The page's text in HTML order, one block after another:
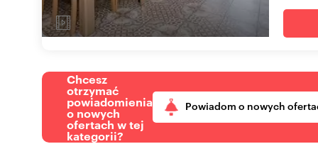
Chcesz
otrzymać
powiadomienia
o nowych
ofertach w tej
kategorii?
Powiadom o nowych